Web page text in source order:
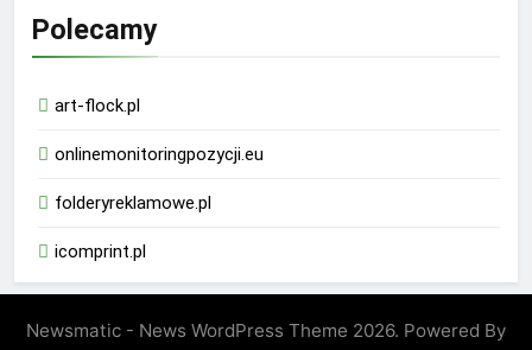
Polecamy
art-flock.pl
onlinemonitoringpozycji.eu
folderyreklamowe.pl
icomprint.pl
Newsmatic - News WordPress Theme 2026. Powered By